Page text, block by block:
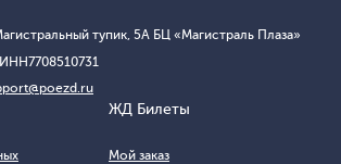
тупик, 5А БЦ «Магистраль Плаза»
ИНН7708510731
ЖД Билеты
Мой заказ